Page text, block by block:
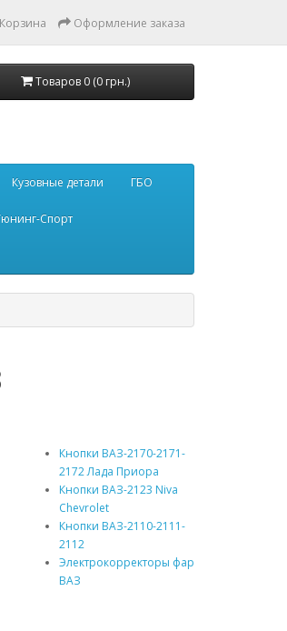
Корзина Оформление заказа
Товаров 0 (0 грн.)
Кузовные детали ГБО
Спорт
Кнопки ВАЗ-2170-2171-
2172 Лада Приора
Кнопки ВАЗ-2123 Niva
Chevrolet
Кнопки ВАЗ-2110-2111-
2112
Электрокорректоры фар
ВАЗ